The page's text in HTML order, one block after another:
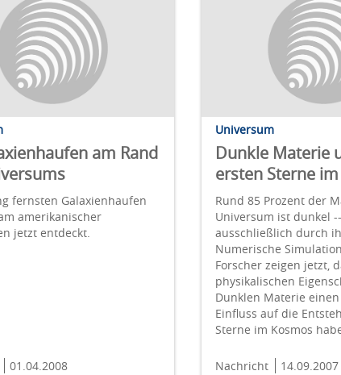
am Rand
fernsten Galaxienhaufen
amerikanischer
jetzt entdeckt.
01.04.2008
Universum
Dunkle Materie
ersten Sterne
Rund 85 Prozent der
Universum ist dunkel
ausschließlich durch
Numerische
Forscher zeigen jetzt,
physikalischen
Dunklen Materie
Einfluss auf die
Sterne im Kosmos
Nachricht 14.09.2007